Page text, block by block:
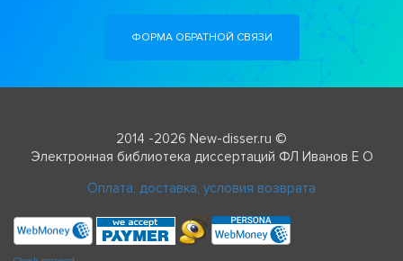
ФОРМА ОБРАТНОЙ СВЯЗИ
2014 -2026 New-disser.ru ©
Электронная библиотека диссертаций ФЛ Иванов Е О
Оплата, доставка, условия возврата